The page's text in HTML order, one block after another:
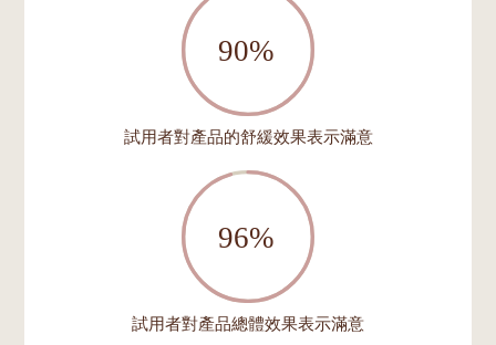
試用者對產品的舒緩效果表示滿意
試用者對產品總體效果表示滿意